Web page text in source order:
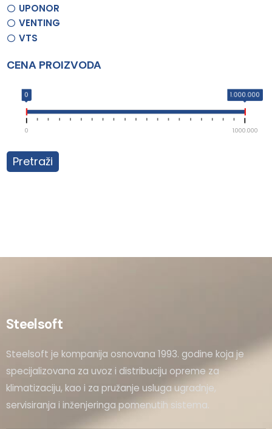
UPONOR
VENTING
VTS
CENA PROIZVODA
0 1.000.000
0 1.000.000
Pretraži
Steelsoft
Steelsoft je kompanija osnovana 1993. godine koja je
specijalizovana za uvoz i distribuciju opreme za
klimatizaciju, kao i za pružanje usluga ugradnje,
servisiranja i inženjeringa pomenutih sistema.